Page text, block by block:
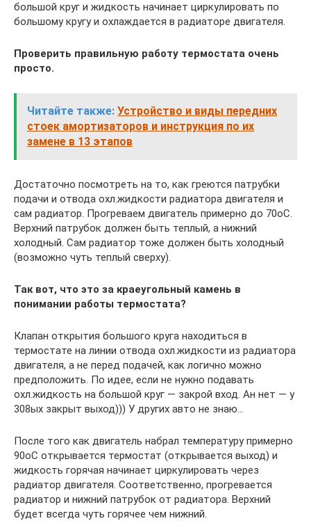
большой круг и жидкость начинает циркулировать по
большому кругу и охлаждается в радиаторе двигателя.
Проверить правильную работу термостата очень
просто.
Читайте также: Устройство и виды передних
стоек амортизаторов и инструкция по их
замене в 13 этапов
Достаточно посмотреть на то, как греются патрубки
подачи и отвода охл.жидкости радиатора двигателя и
сам радиатор. Прогреваем двигатель примерно до 70оС.
Верхний патрубок должен быть теплый, а нижний
холодный. Сам радиатор тоже должен быть холодный
(возможно чуть теплый сверху).
Так вот, что это за краеугольный камень в
понимании работы термостата?
Клапан открытия большого круга находиться в
термостате на линии отвода охл.жидкости из радиатора
двигателя, а не перед подачей, как логично можно
предположить. По идее, если не нужно подавать
охл.жидкость на большой круг — закрой вход. Ан нет — у
308ых закрыт выход))) У других авто не знаю…
После того как двигатель набрал температуру примерно
90оС открывается термостат (открывается выход) и
жидкость горячая начинает циркулировать через
радиатор двигателя. Соответственно, прогревается
радиатор и нижний патрубок от радиатора. Верхний
будет всегда чуть горячее чем нижний.